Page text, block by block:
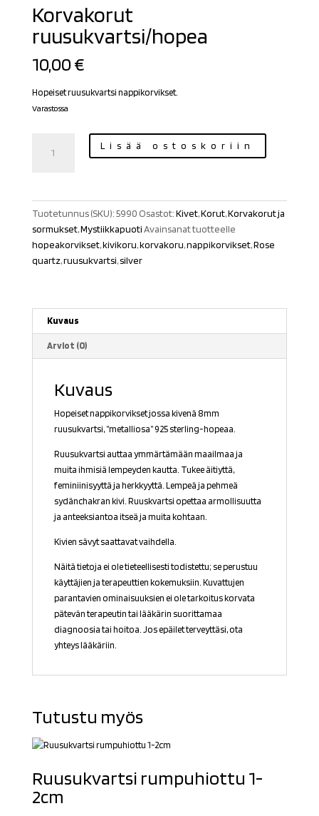
Korvakorut
ruusukvartsi/hopea
10,00€
Hopeiset ruusukvartsi nappikorvikset.
Varastossa
ruusukvartsi/hopea
Lisää ostoskoriin
Tuotetunnus (SKU):5990 Osastot:Kivet,Korut,Korvakorut ja
sormukset,MystiikkapuotiAvainsanat tuotteelle
hopeakorvikset,kivikoru,korvakoru,nappikorvikset,Rose
quartz,ruusukvartsi,silver
Kuvaus
Arviot (0)
Kuvaus
Hopeiset nappikorvikset jossa kivenä 8mm
ruusukvartsi, ”metalliosa” 925 sterling-hopeaa
Ruusukvartsi auttaa ymmärtämään maailmaa ja
muita ihmisiä lempeyden kautta. Tukee äitiyttä,
feminiinisyyttä ja herkkyyttä. Lempeä ja pehmeä
sydänchakran kivi. Ruuskvartsi opettaa armollisuutta
ja anteeksiantoa itseä ja muita kohtaan.
Kivien sävyt saattavat vaihdella.
Näitä tietoja ei ole tieteellisesti todistettu; se perustuu
käyttäjien ja terapeuttien kokemuksiin. Kuvattujen
parantavien ominaisuuksien ei ole tarkoitus korvata
pätevän terapeutin tai lääkärin suorittamaa
diagnoosia tai hoitoa. Jos epäilet terveyttäsi, ota
yhteys lääkäriin.
Tutustu myös
Ruusukvartsi rumpuhiottu 1-
2cm